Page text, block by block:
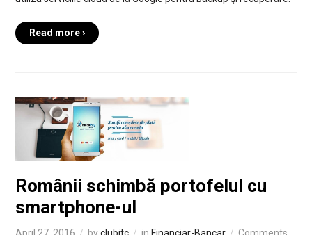
Read more ›
Românii schimbă portofelul cu
smartphone-ul